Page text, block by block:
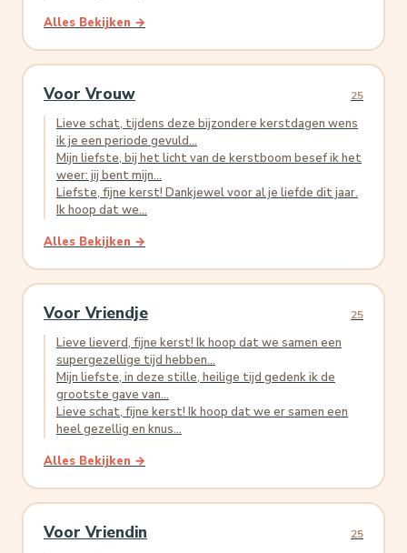
Alles Bekijken →
Voor Vrouw 25
Lieve schat, tijdens deze bijzondere kerstdagen wens
ik je een periode gevuld...
Mijn liefste, bij het licht van de kerstboom besef ik het
weer: jij bent mijn...
Liefste, fijne kerst! Dankjewel voor al je liefde dit jaar.
Ik hoop dat we...
Alles Bekijken →
Voor Vriendje 25
Lieve lieverd, fijne kerst! Ik hoop dat we samen een
supergezellige tijd hebben...
Mijn liefste, in deze stille, heilige tijd gedenk ik de
grootste gave van...
Lieve schat, fijne kerst! Ik hoop dat we er samen een
heel gezellig en knus...
Alles Bekijken →
Voor Vriendin 25